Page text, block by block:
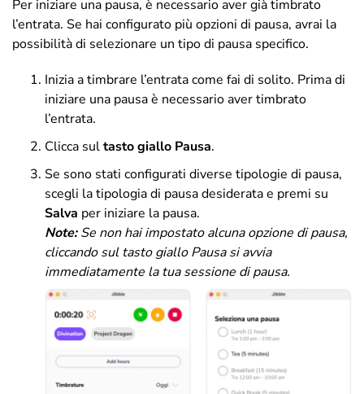
Per iniziare una pausa, è necessario aver già timbrato
l’entrata. Se hai configurato più opzioni di pausa, avrai la
possibilità di selezionare un tipo di pausa specifico.
Inizia a timbrare l’entrata come fai di solito. Prima di
iniziare una pausa è necessario aver timbrato
l’entrata.
Clicca sultasto giallo Pausa.
Se sono stati configurati diverse tipologie di pausa,
scegli la tipologia di pausa desiderata e premi su
Salva per iniziare la pausa.
Note:Se non hai impostato alcuna opzione di pausa,
cliccando sul tasto giallo Pausa si avvia
immediatamente la tua sessione di pausa.